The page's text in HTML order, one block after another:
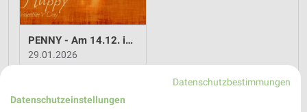
PENNY - Am 14.12. ist Valentinstag
29.01.2026
auch clevere Spartipps für den Familienalltag, Ideen zur
Datenschutzbestimmungen
Datenschutzeinstellungen